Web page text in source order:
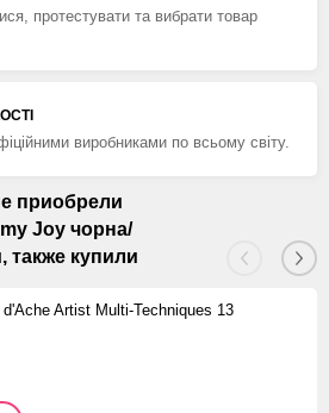
протестувати та вибрати товар
виробниками по всьому світу.
приобрели
Joy чорна/
также купили
d'Ache Artist Multi-Techniques 13